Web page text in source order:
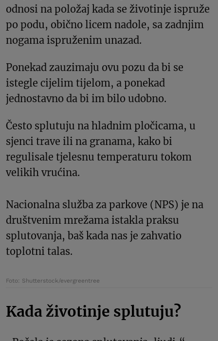
odnosi na položaj kada se životinje ispruže
po podu, obično licem nadole, sa zadnjim
nogama ispruženim unazad.
Ponekad zauzimaju ovu pozu da bi se
istegle cijelim tijelom, a ponekad
jednostavno da bi im bilo udobno.
Često splutuju na hladnim pločicama, u
sjenci trave ili na granama, kako bi
regulisale tjelesnu temperaturu tokom
velikih vrućina.
Nacionalna služba za parkove (NPS) je na
društvenim mrežama istakla praksu
splutovanja, baš kada nas je zahvatio
toplotni talas.
Foto: Shutterstock/evergreentree
Kada životinje splutuju?